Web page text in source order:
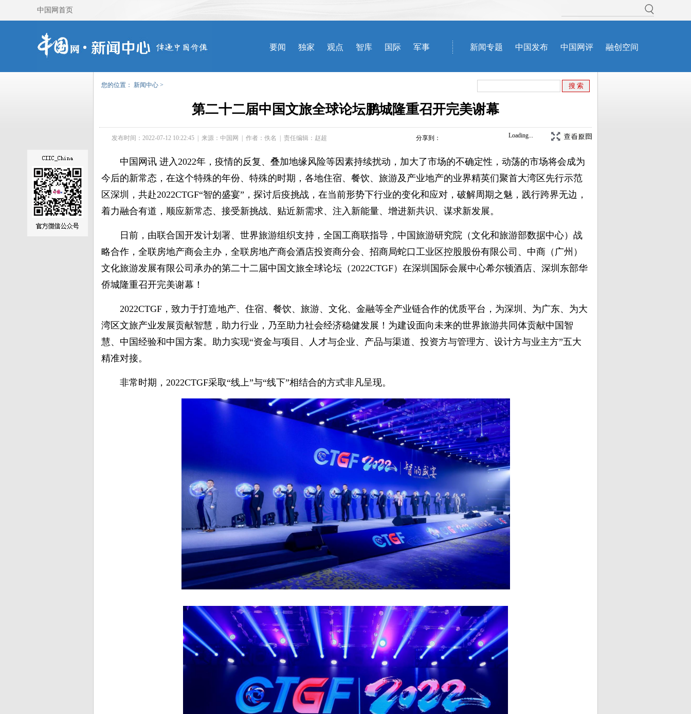
您的位置： 新闻中心 >
第二十二届中国文旅全球论坛鹏城隆重召开完美谢幕
发布时间：2022-07-12 10:22:45 来源： 中国网 作者：佚名 责任编辑：赵超 Loading...
分享到：
中国网讯 进入2022年，疫情的反复、叠加地缘风险等因素持续扰动，加大了市场的不确定性，动荡的市场将会成为
今后的新常态，在这个特殊的年份、特殊的时期，各地住宿、餐饮、旅游及产业地产的业界精英们聚首大湾区先行示范
区深圳，共赴2022CTGF“智的盛宴”，探讨后疫挑战，在当前形势下行业的变化和应对，破解周期之魅，践行跨界无边，
着力融合有道，顺应新常态、接受新挑战、贴近新需求、注入新能量、增进新共识、谋求新发展。
日前，由联合国开发计划署、世界旅游组织支持，全国工商联指导，中国旅游研究院（文化和旅游部数据中心）战
略合作，全联房地产商会主办，全联房地产商会酒店投资商分会、招商局蛇口工业区控股股份有限公司、中商（广州）
文化旅游发展有限公司承办的第二十二届中国文旅全球论坛（2022CTGF）在深圳国际会展中心希尔顿酒店、深圳东部华
侨城隆重召开完美谢幕！
2022CTGF，致力于打造地产、住宿、餐饮、旅游、文化、金融等全产业链合作的优质平台，为深圳、为广东、为大
湾区文旅产业发展贡献智慧，助力行业，乃至助力社会经济稳健发展！为建设面向未来的世界旅游共同体贡献中国智
慧、中国经验和中国方案。助力实现“资金与项目、人才与企业、产品与渠道、投资方与管理方、设计方与业主方”五大
精准对接。
非常时期，2022CTGF采取“线上”与“线下”相结合的方式非凡呈现。